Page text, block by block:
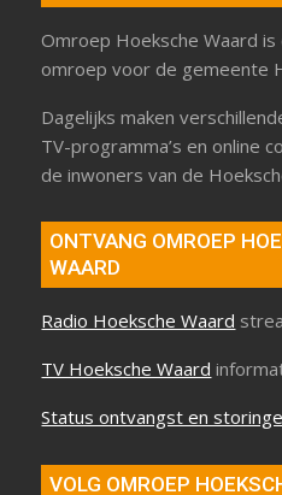
Omroep Hoeksche Waard is
omroep voor de gemeente
Dagelijks maken
TV-programma’s en online
de inwoners van de
ONTVANG OMROEP
WAARD
Radio Hoeksche Waard
TV Hoeksche Waard
Status ontvangst en
VOLG OMROEP